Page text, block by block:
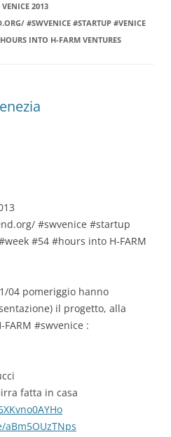
VENICE 2013
#SWVENICE #STARTUP #VENICE
INTO H-FARM VENTURES
#swvenice #startup
#54 #hours into H-FARM
04 pomeriggio hanno
il progetto, alla
#swvenice :
fatta in casa